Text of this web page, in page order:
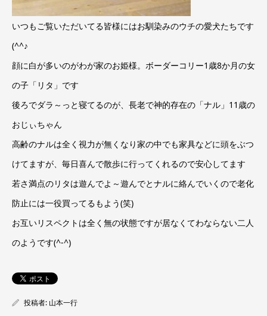
いつもご覧いただいてる皆様にはお馴染みのウチの愛犬たちです
(^^♪
顔に白が多いのがわが家のお姫様。ボーダーコリー1歳8か月の女
の子「リタ」です
後ろでダラ～っと寝てるのが、長老で神的存在の「ナル」11歳の
おじぃちゃん
高齢のナルは全く視力が無くなり家の中でも家具などに頭をぶつ
けてますが、毎日喜んで散歩に行ってくれるので安心してます
若さ満点のリタは遊んでよ～遊んでとナルに絡んでいくので老化
防止には一役買ってるもよう(笑)
お互いリスペクトは全く無の状態ですが居なくてわならない二人
のようです(^-^)
投稿者: 山本一行